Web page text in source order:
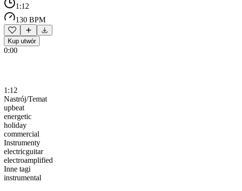
1:12
130 BPM
Kup utwór
0:00
1:12
Nastrój/Temat
upbeat
energetic
holiday
commercial
Instrumenty
electricguitar
electroamplified
Inne tagi
instrumental